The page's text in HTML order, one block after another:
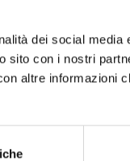
dei social media
sito con i nostri
altre informazioni